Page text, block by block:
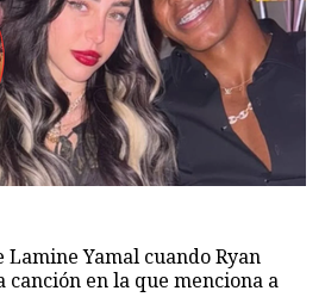
Lamine Yamal cuando Ryan
canción en la que menciona a